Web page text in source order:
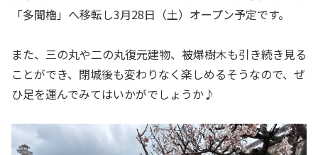
「多聞櫓」へ移転し3月28日（土）オープン予定です。
また、三の丸や二の丸復元建物、被爆樹木も引き続き見る
ことができ、閉城後も変わりなく楽しめるそうなので、ぜ
ひ足を運んでみてはいかがでしょうか♪